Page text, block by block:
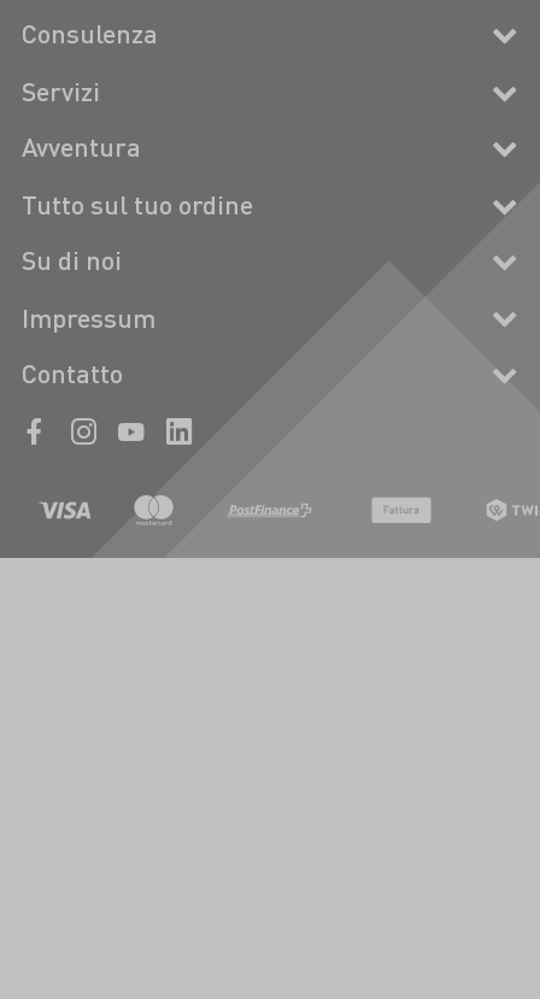
Consulenza
Servizi
Avventura
Tutto sul tuo ordine
Su di noi
Impressum
Contatto